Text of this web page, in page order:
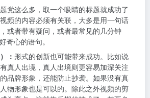
党这么多，取一个吸睛的标题就成功了
频的内容必须有关联，大多是用一句话
或者带有疑问，或者最常见的几分钟
奇心的语句。
： 形式的创新也可能带来成功。比如说
真人出境，真人出境则更容易加深关注
品牌形象，还能防止抄袭。如果没有真
物形象也是可以的。除此之外视频的剪